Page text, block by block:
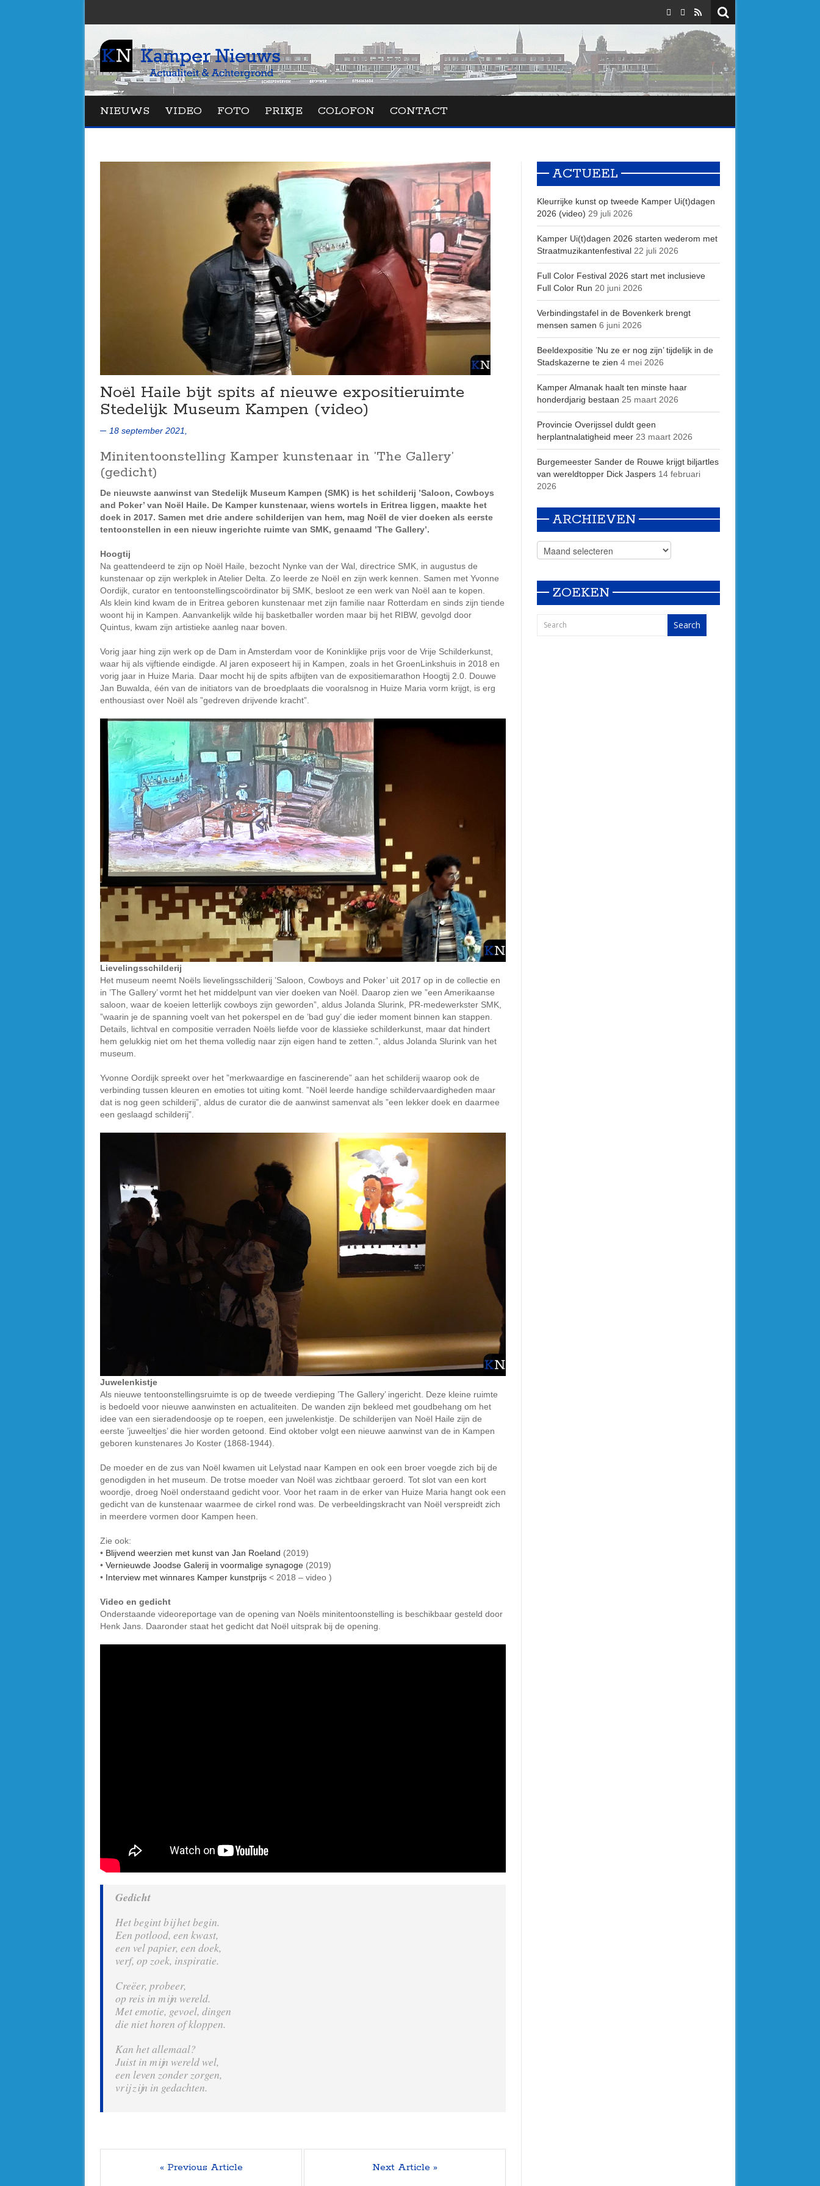
NIEUWS VIDEO FOTO PRIKJE COLOFON CONTACT
Noël Haile bijt spits af nieuwe expositieruimte
Stedelijk Museum Kampen (video)
18 september 2021,
Minitentoonstelling Kamper kunstenaar in ’The Gallery’
(gedicht)
De nieuwste aanwinst van Stedelijk Museum Kampen (SMK) is het schilderij ’Saloon, Cowboys
and Poker’ van Noël Haile. De Kamper kunstenaar, wiens wortels in Eritrea liggen, maakte het
doek in 2017. Samen met drie andere schilderijen van hem, mag Noël de vier doeken als eerste
tentoonstellen in een nieuw ingerichte ruimte van SMK, genaamd ’The Gallery’.
Hoogtij
Na geattendeerd te zijn op Noël Haile, bezocht Nynke van der Wal, directrice SMK, in augustus de
kunstenaar op zijn werkplek in Atelier Delta. Zo leerde ze Noël en zijn werk kennen. Samen met Yvonne
Oordijk, curator en tentoonstellingscoördinator bij SMK, besloot ze een werk van Noël aan te kopen.
Als klein kind kwam de in Eritrea geboren kunstenaar met zijn familie naar Rotterdam en sinds zijn tiende
woont hij in Kampen. Aanvankelijk wilde hij basketballer worden maar bij het RIBW, gevolgd door
Quintus, kwam zijn artistieke aanleg naar boven.
Vorig jaar hing zijn werk op de Dam in Amsterdam voor de Koninklijke prijs voor de Vrije Schilderkunst,
waar hij als vijftiende eindigde. Al jaren exposeert hij in Kampen, zoals in het GroenLinkshuis in 2018 en
vorig jaar in Huize Maria. Daar mocht hij de spits afbijten van de expositiemarathon Hoogtij 2.0. Douwe
Jan Buwalda, één van de initiators van de broedplaats die vooralsnog in Huize Maria vorm krijgt, is erg
enthousiast over Noël als ”gedreven drijvende kracht”.
Lievelingsschilderij
Het museum neemt Noëls lievelingsschilderij ’Saloon, Cowboys and Poker’ uit 2017 op in de collectie en
in ’The Gallery’ vormt het het middelpunt van vier doeken van Noël. Daarop zien we ”een Amerikaanse
saloon, waar de koeien letterlijk cowboys zijn geworden”, aldus Jolanda Slurink, PR-medewerkster SMK,
”waarin je de spanning voelt van het pokerspel en de ’bad guy’ die ieder moment binnen kan stappen.
Details, lichtval en compositie verraden Noëls liefde voor de klassieke schilderkunst, maar dat hindert
hem gelukkig niet om het thema volledig naar zijn eigen hand te zetten.”, aldus Jolanda Slurink van het
museum.
Yvonne Oordijk spreekt over het ”merkwaardige en fascinerende” aan het schilderij waarop ook de
verbinding tussen kleuren en emoties tot uiting komt. ”Noël leerde handige schildervaardigheden maar
dat is nog geen schilderij”, aldus de curator die de aanwinst samenvat als ”een lekker doek en daarmee
een geslaagd schilderij”.
Juwelenkistje
Als nieuwe tentoonstellingsruimte is op de tweede verdieping ’The Gallery’ ingericht. Deze kleine ruimte
is bedoeld voor nieuwe aanwinsten en actualiteiten. De wanden zijn bekleed met goudbehang om het
idee van een sieradendoosje op te roepen, een juwelenkistje. De schilderijen van Noël Haile zijn de
eerste ’juweeltjes’ die hier worden getoond. Eind oktober volgt een nieuwe aanwinst van de in Kampen
geboren kunstenares Jo Koster (1868-1944).
De moeder en de zus van Noël kwamen uit Lelystad naar Kampen en ook een broer voegde zich bij de
genodigden in het museum. De trotse moeder van Noël was zichtbaar geroerd. Tot slot van een kort
woordje, droeg Noël onderstaand gedicht voor. Voor het raam in de erker van Huize Maria hangt ook een
gedicht van de kunstenaar waarmee de cirkel rond was. De verbeeldingskracht van Noël verspreidt zich
in meerdere vormen door Kampen heen.
Zie ook:
• Blijvend weerzien met kunst van Jan Roeland (2019)
• Vernieuwde Joodse Galerij in voormalige synagoge (2019)
• Interview met winnares Kamper kunstprijs < 2018 – video )
Video en gedicht
Onderstaande videoreportage van de opening van Noëls minitentoonstelling is beschikbaar gesteld door
Henk Jans. Daaronder staat het gedicht dat Noël uitsprak bij de opening.
Gedicht
Het begint bij het begin.
Een potlood, een kwast,
een vel papier, een doek,
verf, op zoek, inspiratie.
Creëer, probeer,
op reis in mijn wereld.
Met emotie, gevoel, dingen
die niet horen of kloppen.
Kan het allemaal?
Juist in mijn wereld wel,
een leven zonder zorgen,
vrij zijn in gedachten.
« Previous Article Next Article »
ACTUEEL
Kleurrijke kunst op tweede Kamper Ui(t)dagen
2026 (video) 29 juli 2026
Kamper Ui(t)dagen 2026 starten wederom met
Straatmuzikantenfestival 22 juli 2026
Full Color Festival 2026 start met inclusieve
Full Color Run 20 juni 2026
Verbindingstafel in de Bovenkerk brengt
mensen samen 6 juni 2026
Beeldexpositie ’Nu ze er nog zijn’ tijdelijk in de
Stadskazerne te zien 4 mei 2026
Kamper Almanak haalt ten minste haar
honderdjarig bestaan 25 maart 2026
Provincie Overijssel duldt geen
herplantnalatigheid meer 23 maart 2026
Burgemeester Sander de Rouwe krijgt biljartles
van wereldtopper Dick Jaspers 14 februari
2026
ARCHIEVEN
ZOEKEN